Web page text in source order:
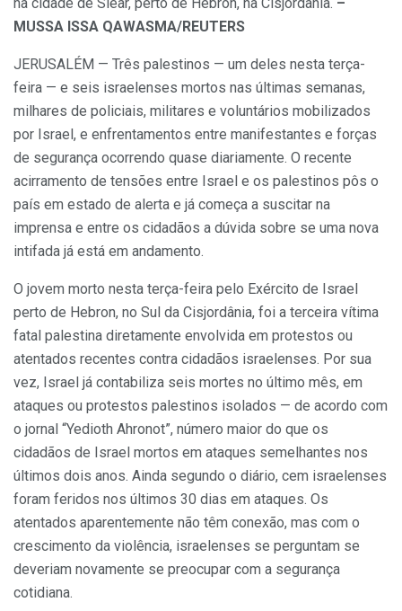
MUSSA ISSA QAWASMA/REUTERS
JERUSALÉM — Três palestinos — um deles nesta terça-
feira — e seis israelenses mortos nas últimas semanas,
milhares de policiais, militares e voluntários mobilizados
por Israel, e enfrentamentos entre manifestantes e forças
de segurança ocorrendo quase diariamente. O recente
acirramento de tensões entre Israel e os palestinos pôs o
país em estado de alerta e já começa a suscitar na
imprensa e entre os cidadãos a dúvida sobre se uma nova
intifada já está em andamento.
O jovem morto nesta terça-feira pelo Exército de Israel
perto de Hebron, no Sul da Cisjordânia, foi a terceira vítima
fatal palestina diretamente envolvida em protestos ou
atentados recentes contra cidadãos israelenses. Por sua
vez, Israel já contabiliza seis mortes no último mês, em
ataques ou protestos palestinos isolados — de acordo com
o jornal “Yedioth Ahronot”, número maior do que os
cidadãos de Israel mortos em ataques semelhantes nos
últimos dois anos. Ainda segundo o diário, cem israelenses
foram feridos nos últimos 30 dias em ataques. Os
atentados aparentemente não têm conexão, mas com o
crescimento da violência, israelenses se perguntam se
deveriam novamente se preocupar com a segurança
cotidiana.